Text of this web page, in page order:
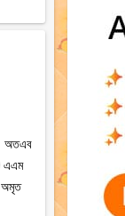
অতএব
এএম
অমৃত